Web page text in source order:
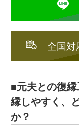
全国対
■元夫との復
縁しやすく、
か？